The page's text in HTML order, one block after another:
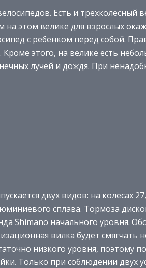
Есть и трехколесный
на этом велике для взрослых
с ребенком перед собой.
Кроме этого, на велике есть
лучей и дождя. При
двух видов: на колесах
сплава. Тормоза
Shimano начального уровня.
вилка будет смягчать
низкого уровня, поэтому
Только при соблюдении двух